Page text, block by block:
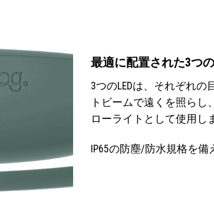
最適に配置された3つの
3つのLEDは、それぞれ
トビームで遠くを照ら
ローライトとして使用し
IP65の防塵/防水規格を備